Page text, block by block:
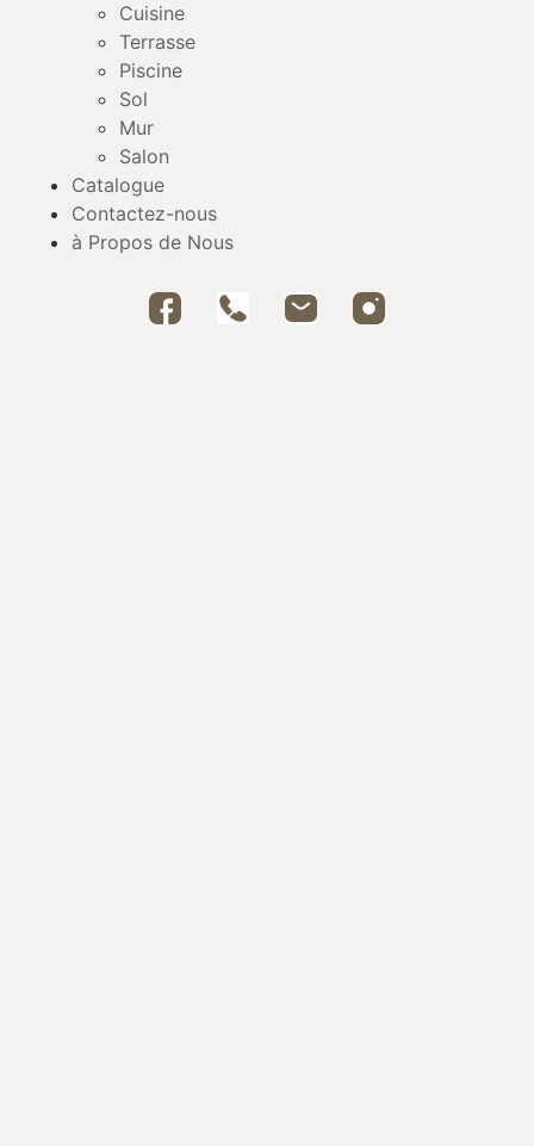
Cuisine
Terrasse
Piscine
Sol
Mur
Salon
Catalogue
Contactez-nous
à Propos de Nous